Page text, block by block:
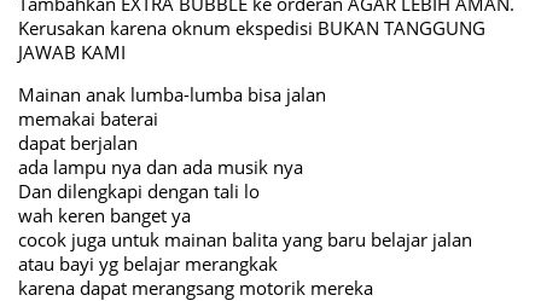
Kerusakan karena oknum ekspedisi BUKAN TANGGUNG
JAWAB KAMI
Mainan anak lumba-lumba bisa jalan
memakai baterai
dapat berjalan
ada lampu nya dan ada musik nya
Dan dilengkapi dengan tali lo
wah keren banget ya
cocok juga untuk mainan balita yang baru belajar jalan
atau bayi yg belajar merangkak
karena dapat merangsang motorik mereka